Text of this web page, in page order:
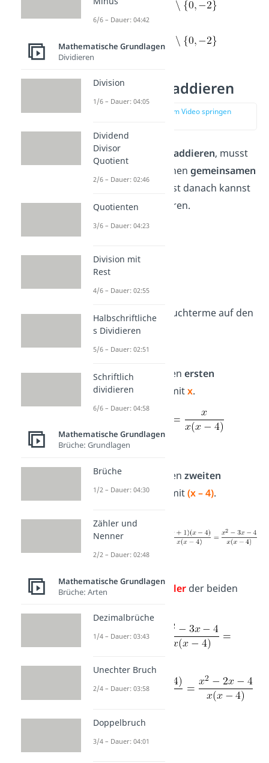
mit
Bruchterme addieren
zur Stelle im Video springen
Um Bruchterme zu addieren, musst
du sie zuerst auf einen gemeinsamen
bringen. Erst danach kannst
du dieZähler
addieren.
Beispiel:
Bringe beide Bruchterme auf den
Hauptnenner
x ⋅(x−4)
Erweitere den ersten
Bruchterm mitx.
Erweitere den zweiten
Bruchterm mit(x – 4).
AddieredieZähler der beiden
Definitionsmenge:
6/6 – Dauer: 04:42
Mathematische Grundlagen
Dividieren
Division
1/6 – Dauer: 04:05
Dividend
Divisor
Quotient
2/6 – Dauer: 02:46
Quotienten
3/6 – Dauer: 04:23
Division mit
Rest
4/6 – Dauer: 02:55
Halbschriftliche
s Dividieren
5/6 – Dauer: 02:51
Schriftlich
dividieren
6/6 – Dauer: 04:58
Mathematische Grundlagen
Brüche: Grundlagen
Brüche
1/2 – Dauer: 04:30
Zähler und
Nenner
2/2 – Dauer: 02:48
Mathematische Grundlagen
Brüche: Arten
Dezimalbrüche
1/4 – Dauer: 03:43
Unechter Bruch
2/4 – Dauer: 03:58
Doppelbruch
3/4 – Dauer: 04:01